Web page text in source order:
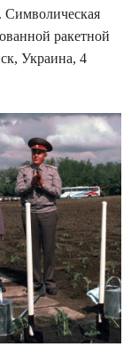
ракетной
Украина, 4